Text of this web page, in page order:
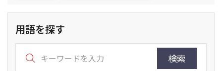
用語を探す
検索